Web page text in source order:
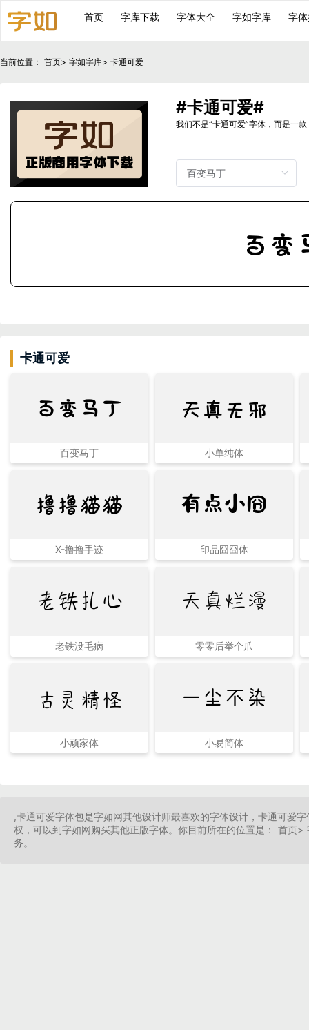
首页 字库下载 字体大全 字如字库 字
当前位置： 首页> 字如字库> 卡通可爱
#卡通可爱#
我们不是“卡通可爱”字体，而是一
百变
卡通可爱
百变马丁
百变马丁
天真无邪
小单纯体
撸撸猫猫
X-撸撸手迹
有点小囧
印品囧囧体
老铁扎心
老铁没毛病
天真烂漫
零零后举个爪
古灵精怪
小顽家体
一尘不染
小易简体
,卡通可爱字体包是字如网其他设计师最喜欢的字体设计，卡通可爱
权，可以到字如网购买其他正版字体。你目前所在的位置是： 首页
务。